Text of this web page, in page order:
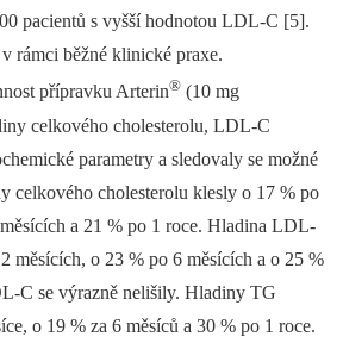
pacientů s vyšší hodnotou LDL-C [5].
rámci běžné klinické praxe.
přípravku Arterin® (10 mg
celkového cholesterolu, LDL-C
parametry a sledovaly se možné
celkového cholesterolu klesly o 17 % po
a 21 % po 1 roce. Hladina LDL-
měsících, o 23 % po 6 měsících a o 25 %
C se výrazně nelišily. Hladiny TG
o 19 % za 6 měsíců a 30 % po 1 roce.